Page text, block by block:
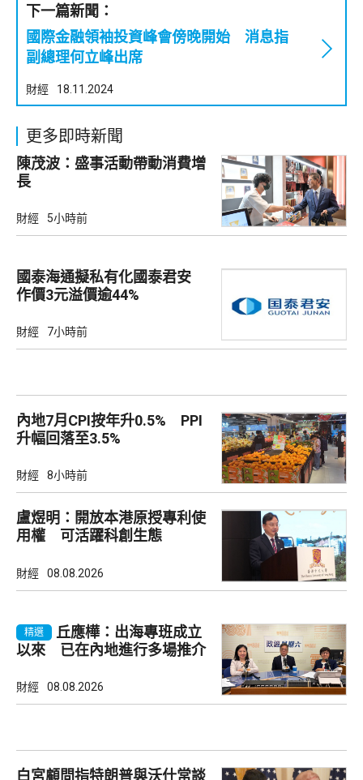
下一篇新聞：
國際金融領袖投資峰會傍晚開始 消息指
副總理何立峰出席
財經 18.11.2024
更多即時新聞
陳茂波：盛事活動帶動消費增
長
財經 5小時前
國泰海通擬私有化國泰君安
作價3元溢價逾44%
財經 7小時前
內地7月CPI按年升0.5% PPI
升幅回落至3.5%
財經 8小時前
盧煜明：開放本港原授專利使
用權 可活躍科創生態
財經 08.08.2026
精選
丘應樺：出海專班成立
以來 已在內地進行多場推介
財經 08.08.2026
白宮顧問指特朗普與沃什常談